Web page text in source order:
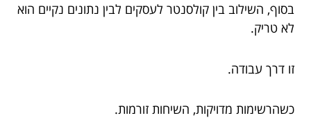
בסוף, השילוב בין קולסנטר לעסקים לבין נתונים נקיים הוא
לא טריק.
זו דרך עבודה.
כשהרשימות מדויקות, השיחות זורמות.